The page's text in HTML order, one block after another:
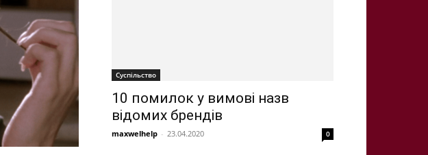
Суспільство
10 помилок у вимові назв
відомих брендів
maxwelhelp - 23.04.2020 0